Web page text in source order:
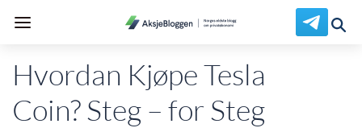
Hvordan Kjøpe Tesla
Coin? Steg – for Steg